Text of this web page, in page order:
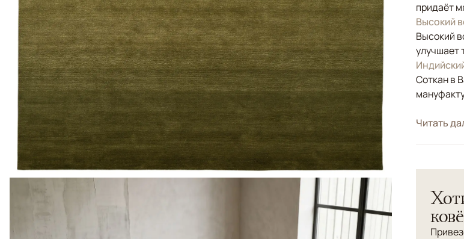
придаёт
Высокий
Высокий
улучшает
Соткан в
Стиль
мягким
цвета и
Читать